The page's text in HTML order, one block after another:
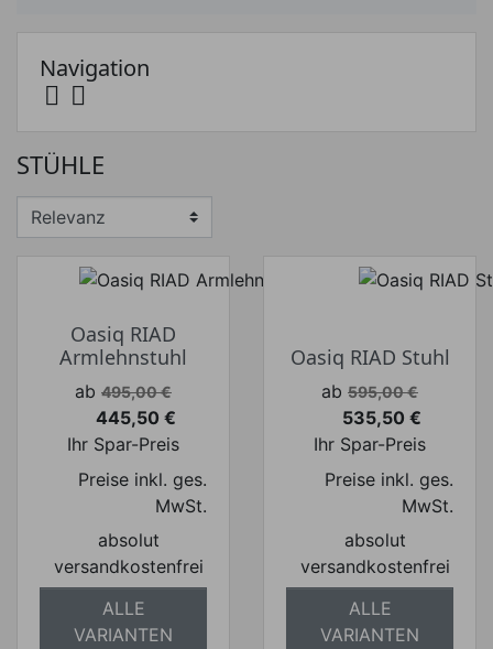
Preis von
Navigation
 
STÜHLE
Oasiq RIAD
Armlehnstuhl
Verkaufspreis
ab 495,00 €
Preis
445,50 €
Ihr Spar-Preis
Preise inkl. ges.
MwSt.
absolut
versandkostenfrei
ALLE
VARIANTEN
Oasiq RIAD Stuhl
Verkaufspreis
ab 595,00 €
Preis
535,50 €
Ihr Spar-Preis
Preise inkl. ges.
MwSt.
absolut
versandkostenfrei
ALLE
VARIANTEN